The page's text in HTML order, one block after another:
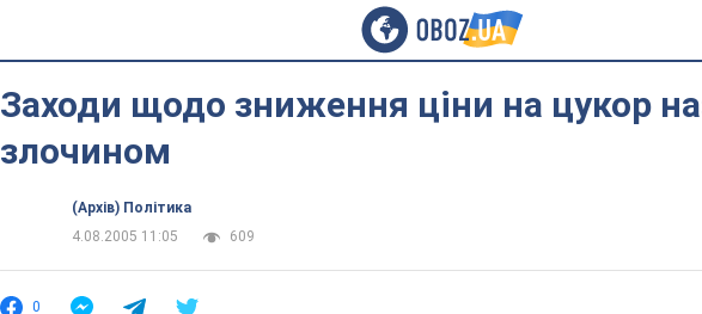
Заходи щодо зниження ціни на цукор
злочином
(Архів) Політика
4.08.2005 11:05
609
0